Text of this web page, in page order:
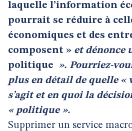
laquelle l’information
pourrait se réduire à
économiques et des
composent » et dénonce
politique ». Pourriez-
plus en détail de quelle «
s’agit et en quoi la
« politique ».
Supprimer un service